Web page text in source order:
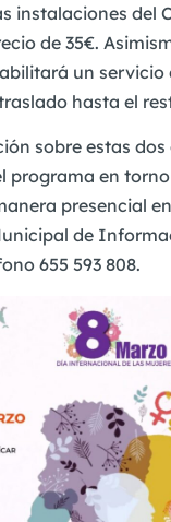
instalaciones del
de 35€.
un servicio
hasta el
sobre estas
programa en
presencial
de
655 593 808.